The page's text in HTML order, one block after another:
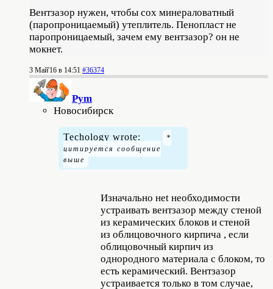
Вентзазор нужен, чтобы сох минераловатный
(паропроницаемый) утеплитель. Пенопласт не
паропроницаемый, зачем ему вентзазор? он не
мокнет.
3 Май'16 в 14:51 #36374
Pym
Новосибирск
Techology wrote:
Изначально неt необходимости
устраивать вентзазор между стеной
из керамических блоков и стеной
из облицовочного кирпича , если
облицовочный кирпич из
однородного материала с блоком, то
есть керамический. Вентзазор
устраивается только в том случае,